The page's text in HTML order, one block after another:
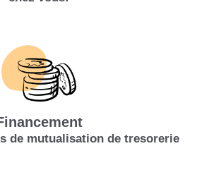
de mutualisation de tresorerie